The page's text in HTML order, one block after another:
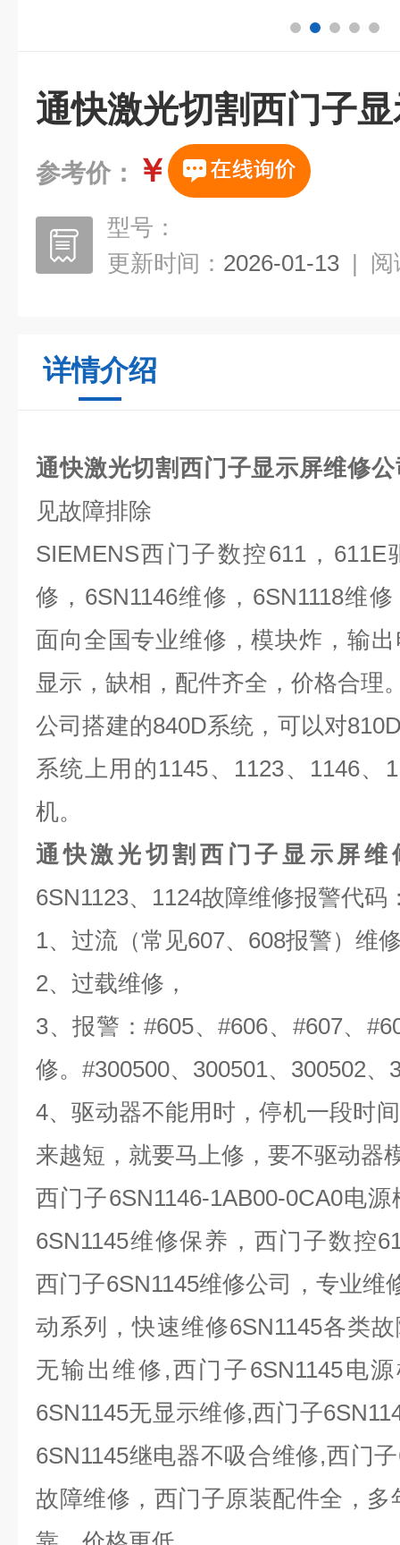
通快激光切割西门子
参考价： ￥
型号：
更新时间： 2026-01-13 | 阅
详情介绍
通快激光切割西门子显示屏维修
见故障排除
SIEMENS西门子数控611， 611E
修， 6SN1146维修， 6SN1118维修
面向全国专业维修，模块炸，输
显示，缺相，配件齐全，价格合理
公司搭建的840D系统，可以对
系统上用的1145、 1123、 1146、
机。
通快激光切割西门子显示屏维
6SN1123、 1124故障维修报警代码
1、过流（常见607、 608报警）维
2、过载维修，
3、报警：#605、#606、 #607、
修。 #300500、 300501、 300502、
4、驱动器不能用时，停机一段时
来越短，就要马上修，要不驱动器
西门子6SN1146-1AB00-0CA0电源
6SN1145维修保养，西门子数控
西门子6SN1145维修公司，专业维
动系列，快速维修6SN1145各类
无输出维修 ,西门子6SN1145电
6SN1145无显示维修,西门子
6SN1145继电器不吸合维修,西门子
故障维修，西门子原装配件全，